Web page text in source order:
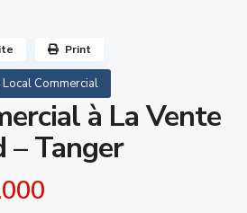
Local Commercial
à La Vente
– Tanger
Print